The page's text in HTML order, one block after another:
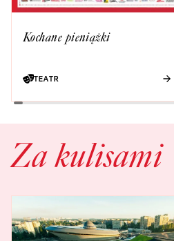
Kochane pieniążki
TEATR
Za kulisami